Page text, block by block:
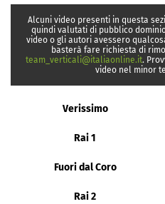
Alcuni video presenti in questa
quindi valutati di pubblico
video o gli autori avessero
basterà fare richiesta di
team_verticali@italiaonline.it.
video nel minor
Verissimo
Rai 1
Fuori dal Coro
Rai 2